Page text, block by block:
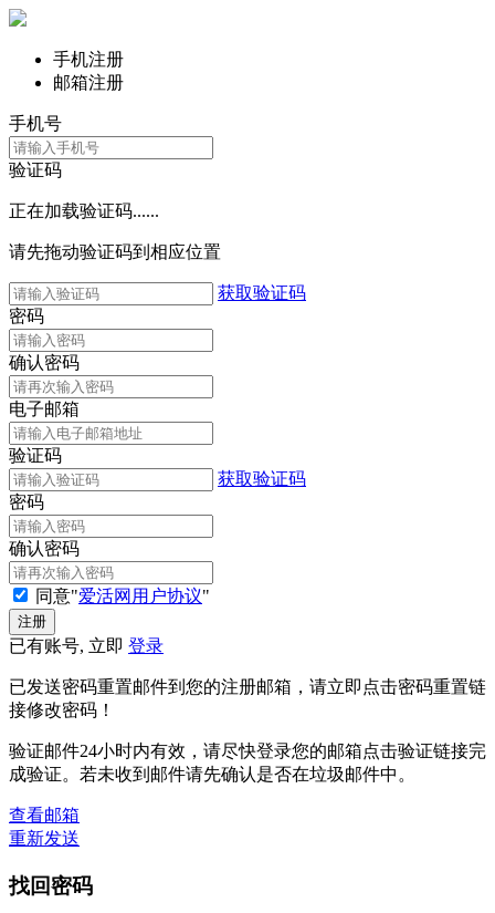
手机注册
邮箱注册
手机号
验证码
正在加载验证码......
请先拖动验证码到相应位置
获取验证码
密码
确认密码
电子邮箱
验证码
获取验证码
密码
确认密码
同意"爱活网用户协议"
已有账号, 立即 登录
已发送密码重置邮件到您的注册邮箱，请立即点击密码重置链
接修改密码！
验证邮件24小时内有效，请尽快登录您的邮箱点击验证链接完
成验证。若未收到邮件请先确认是否在垃圾邮件中。
查看邮箱
重新发送
找回密码